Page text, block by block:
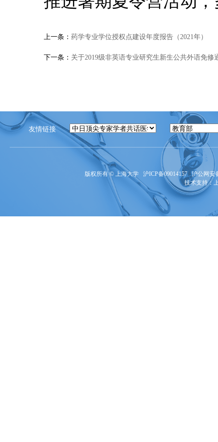
上一条： 药学专业学位授权点建设年度报告（2021年）
下一条： 关于2019级非英语专业研究生新生公共外语免修
友情链接
版权所有 © 上海大学 沪ICP备09014157 沪公网安
技术支持：